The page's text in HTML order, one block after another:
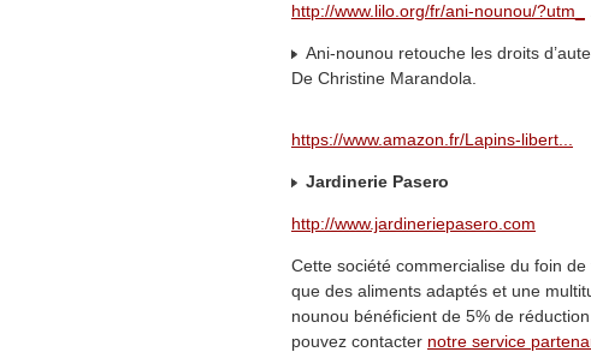
http://www.lilo.org/fr/ani-nounou/?utm_
Ani-nounou retouche les droits
De Christine Marandola.
https://www.amazon.fr/Lapins-libert...
Jardinerie Pasero
http://www.jardineriepasero.com
Cette société commercialise du foin
que des aliments adaptés et une
nounou bénéficient de 5% de
pouvez contacter notre service